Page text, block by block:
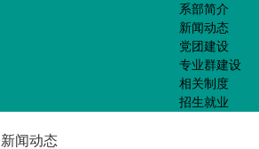
系部简介
新闻动态
党团建设
专业群建设
相关制度
招生就业
新闻动态